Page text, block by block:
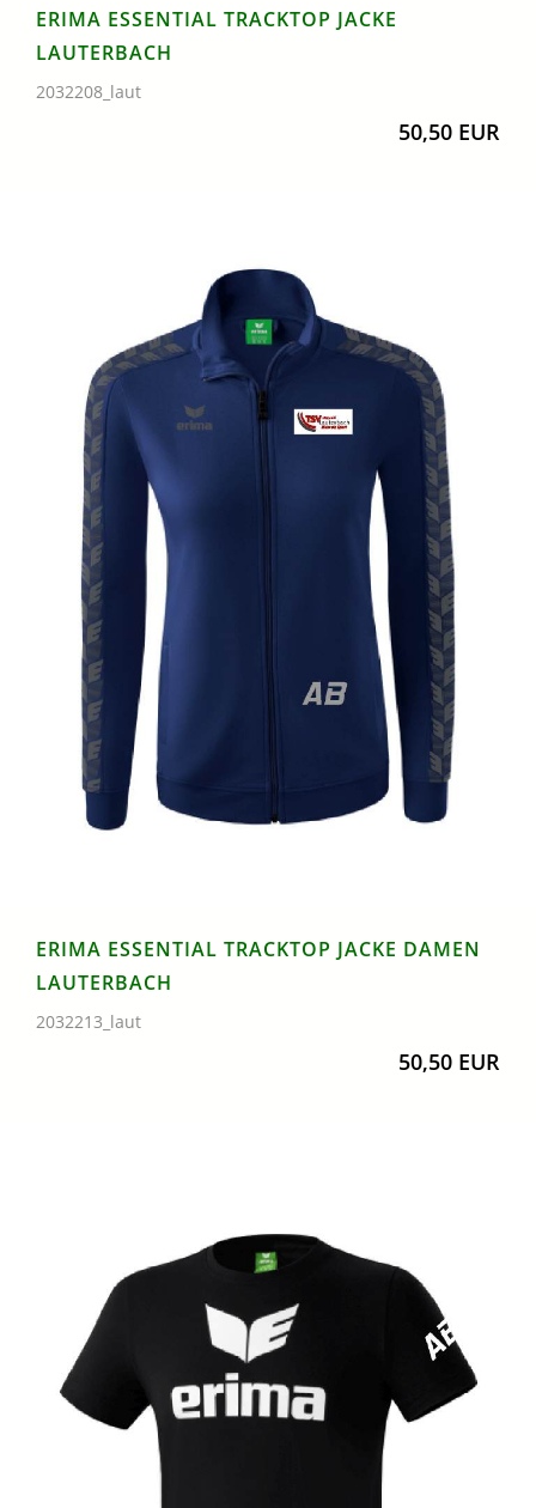
ERIMA ESSENTIAL TRACKTOP JACKE
LAUTERBACH
2032208_laut
50,50 EUR
ERIMA ESSENTIAL TRACKTOP JACKE DAMEN
LAUTERBACH
2032213_laut
50,50 EUR